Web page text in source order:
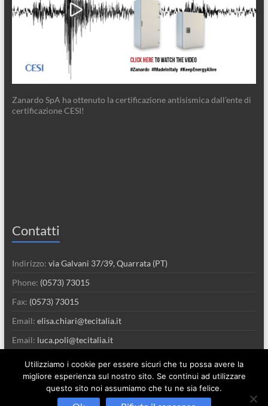
Zanardo SpA ha ottenuto la certificazione antisismica dall’ente di
certificazione CESI!
Contatti
Indirizzo: via Galvani 37/39, Quarrata (PT)
Phone: (0573) 73015
Fax: (0573) 73015
Email: elisa.chiari@tecitalia.it
Email: luca.poli@tecitalia.it
Utilizziamo i cookie per essere sicuri che tu possa avere la
migliore esperienza sul nostro sito. Se continui ad utilizzare
questo sito noi assumiamo che tu ne sia felice.